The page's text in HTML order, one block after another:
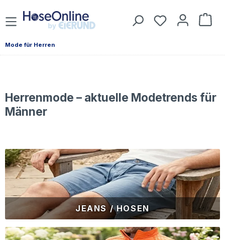
Zum Hauptinhalt springen Du hast 0
Mode für Herren
Herrenmode – aktuelle Modetrends für
Männer
JEANS / HOSEN